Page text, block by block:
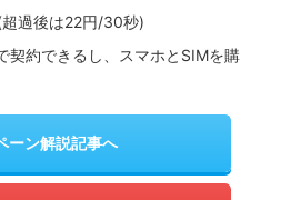
過後は22円/30秒)
契約できるし、スマホとSIMを購
ーン解説記事へ